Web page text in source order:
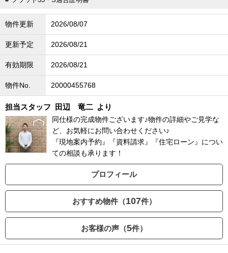
物件更新 2026/08/07
更新予定 2026/08/21
有効期限 2026/08/21
物件No. 20000455768
担当スタッフ 田辺 竜二 より
同仕様の完成物件ございます♪物件の詳細やご見学な
ど、お気軽にお問い合わせください♪
『現地案内予約』『資料請求』『住宅ローン』につい
ての相談も承ります！
プロフィール
おすすめ物件（107件）
お客様の声（5件）